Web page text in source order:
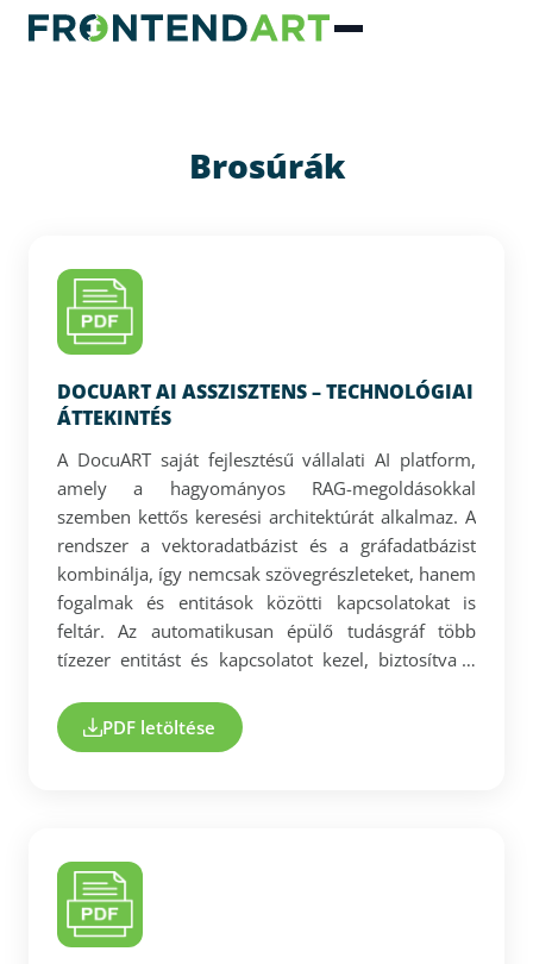
Brosúrák
DOCUART AI ASSZISZTENS – TECHNOLÓGIAI
ÁTTEKINTÉS
A DocuART saját fejlesztésű vállalati AI platform,
amely a hagyományos RAG-megoldásokkal
szemben kettős keresési architektúrát alkalmaz. A
rendszer a vektoradatbázist és a gráfadatbázist
kombinálja, így nemcsak szövegrészleteket, hanem
fogalmak és entitások közötti kapcsolatokat is
feltár. Az automatikusan épülő tudásgráf több
tízezer entitást és kapcsolatot kezel, biztosítva a
fejlett dokumentumfeldolgozás strukturáltan
értelmezi a fejezeteket, táblázatokat és
modellfüggetlen, skálázható és teljesen zárt
adatkezelést biztosít, így nagyvállalati
környezetben is biztonságosan alkalmazható.
PDF letöltése